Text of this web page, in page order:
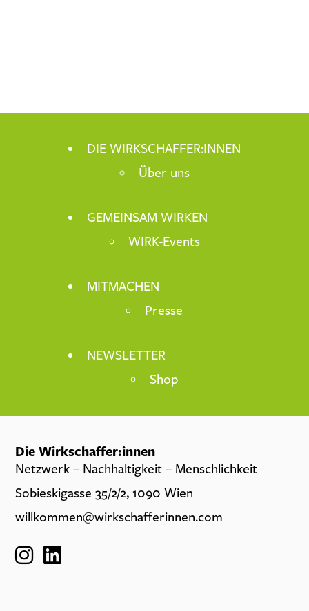
DIE WIRKSCHAFFER:INNEN
Über uns
GEMEINSAM WIRKEN
WIRK-Events
MITMACHEN
Presse
NEWSLETTER
Shop
Die Wirkschaffer:innen
Netzwerk – Nachhaltigkeit – Menschlichkeit
Sobieskigasse 35/2/2, 1090 Wien
willkommen@wirkschafferinnen.com